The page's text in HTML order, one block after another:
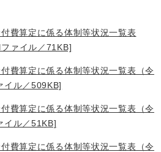
費算定に係る体制等状況一覧表
ァイル／71KB]
費算定に係る体制等状況一覧表（令
イル／509KB]
費算定に係る体制等状況一覧表（令
イル／51KB]
費算定に係る体制等状況一覧表（令